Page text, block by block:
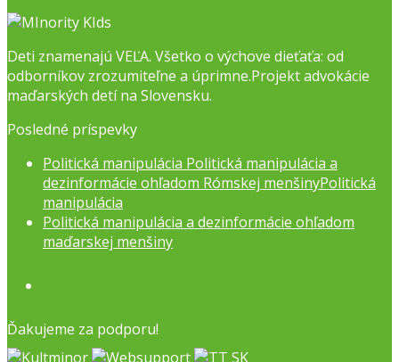
Deti znamenajú VEĽA. Všetko o výchove dieťaťa: od
odborníkov zrozumiteľne a úprimne.Projekt advokácie
maďarských detí na Slovensku.
Posledné príspevky
Politická manipulácia Politická manipulácia a
dezinformácie ohľadom Rómskej menšinyPolitická
manipulácia
Politická manipulácia a dezinformácie ohľadom
maďarskej menšiny
Ďakujeme za podporu!